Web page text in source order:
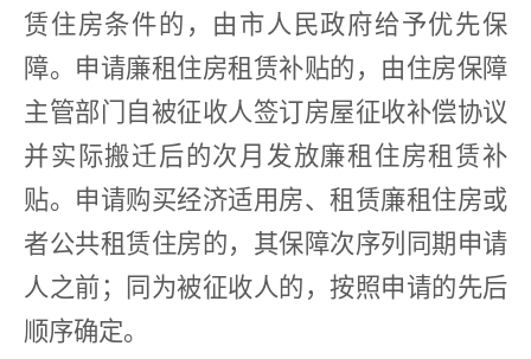
赁住房条件的，由市人民政府给予优先保
障。申请廉租住房租赁补贴的，由住房保障
主管部门自被征收人签订房屋征收补偿协议
并实际搬迁后的次月发放廉租住房租赁补
贴。申请购买经济适用房、租赁廉租住房或
者公共租赁住房的，其保障次序列同期申请
人之前；同为被征收人的，按照申请的先后
顺序确定。